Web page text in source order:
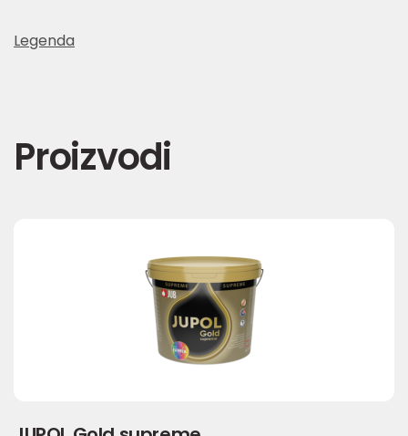
Legenda
Proizvodi